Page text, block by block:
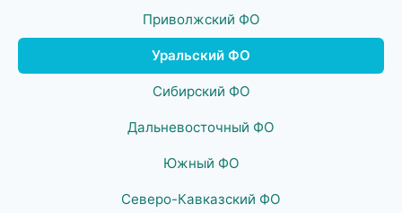
Приволжский ФО
Уральский ФО
Сибирский ФО
Дальневосточный ФО
Южный ФО
Северо-Кавказский ФО